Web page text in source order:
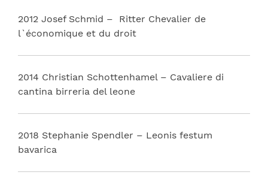
2012 Josef Schmid – Ritter Chevalier de
l`économique et du droit
2014 Christian Schottenhamel – Cavaliere di
cantina birreria del leone
2018 Stephanie Spendler – Leonis festum
bavarica